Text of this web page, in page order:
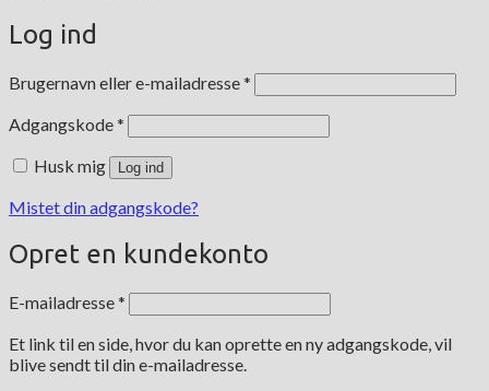
Log ind
Brugernavn eller e-mailadresse*
Adgangskode*
Husk mig Log ind
Mistet din adgangskode?
Opret en kundekonto
E-mailadresse*
Et link til en side, hvor du kan oprette en ny adgangskode, vil
blive sendt til din e-mailadresse.